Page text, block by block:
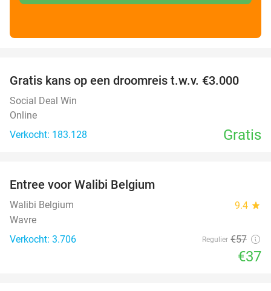
Gratis kans op een droomreis t.w.v. €3.000
Social Deal Win
Online
Verkocht: 183.128
Gratis
Entree voor Walibi Belgium
Walibi Belgium 9.4 star
Wavre
Verkocht: 3.706
Regulier €57
€37